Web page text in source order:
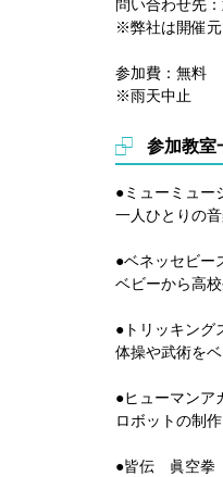
問い合わせ先
※弊社は開催
参加費：無料
※雨天中止
参加教室
●ミューミュー
一人ひとりの
●ベネッセビー
ベビーから高
●トリッキング
体操や武術を
●ヒューマンア
ロボットの制
●皆伝 眞空拳